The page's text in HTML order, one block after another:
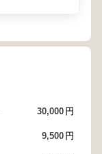
30,000 円
9,500 円